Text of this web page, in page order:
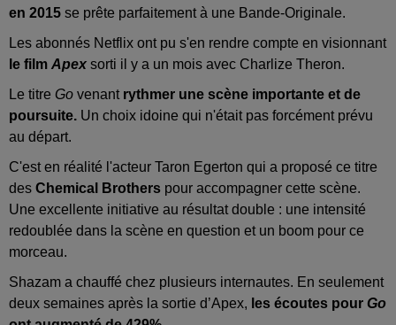
en 2015 se prête parfaitement à une Bande-Originale.
Les abonnés Netflix ont pu s'en rendre compte en visionnant
le film Apex sorti il y a un mois avec Charlize Theron.
Le titre Go venant rythmer une scène importante et de
poursuite. Un choix idoine qui n'était pas forcément prévu
au départ.
C'est en réalité l'acteur Taron Egerton qui a proposé ce titre
des Chemical Brothers pour accompagner cette scène.
Une excellente initiative au résultat double : une intensité
redoublée dans la scène en question et un boom pour ce
morceau.
Shazam a chauffé chez plusieurs internautes. En seulement
deux semaines après la sortie d’Apex, les écoutes pour Go